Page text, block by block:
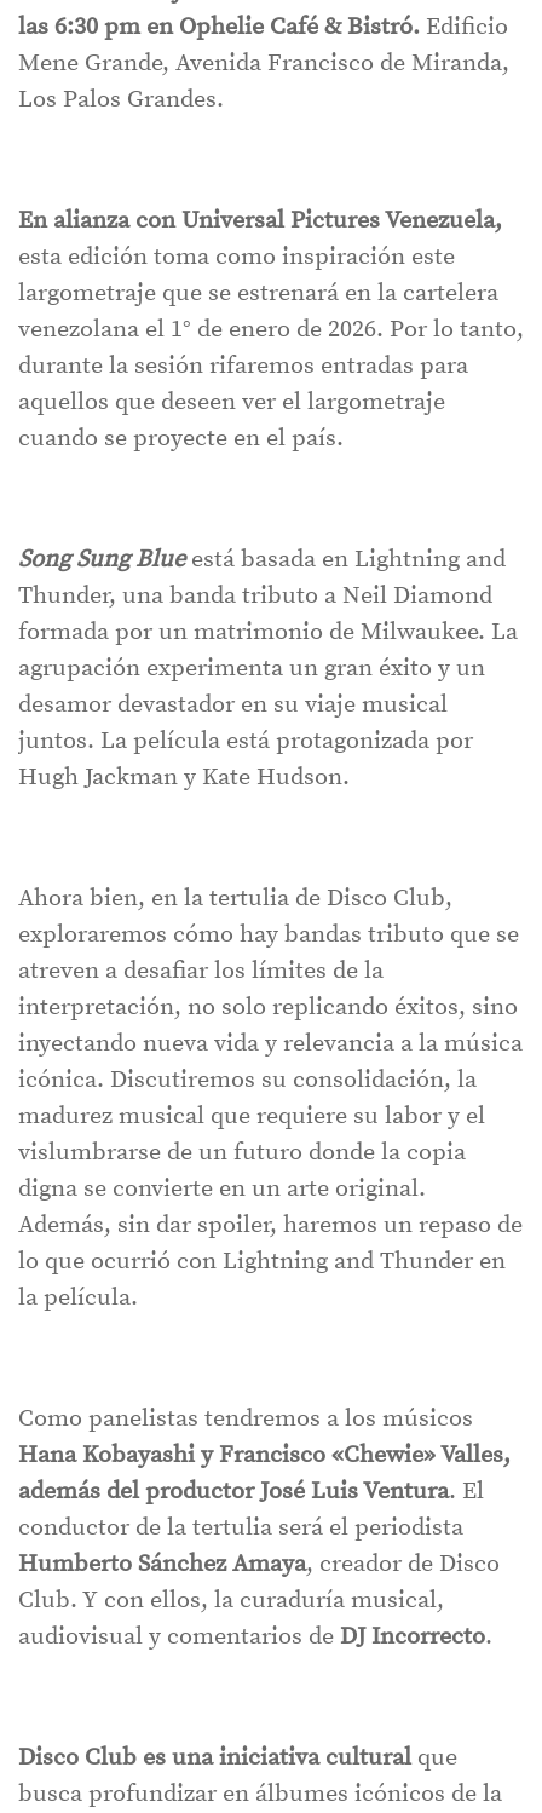
las 6:30 pm en Ophelie Café & Bistró. Edificio
Mene Grande, Avenida Francisco de Miranda,
Los Palos Grandes.
En alianza con Universal Pictures Venezuela,
esta edición toma como inspiración este
largometraje que se estrenará en la cartelera
venezolana el 1° de enero de 2026. Por lo tanto,
durante la sesión rifaremos entradas para
aquellos que deseen ver el largometraje
cuando se proyecte en el país.
Song Sung Blueestá basada en Lightning and
Thunder, una banda tributo a Neil Diamond
formada por un matrimonio de Milwaukee. La
agrupación experimenta un gran éxito y un
desamor devastador en su viaje musical
juntos. La película está protagonizada por
Hugh Jackman y Kate Hudson.
Ahora bien, en la tertulia de Disco Club,
exploraremos cómo hay bandas tributo que se
atreven a desafiar los límites de la
interpretación, no solo replicando éxitos, sino
inyectando nueva vida y relevancia a la música
icónica. Discutiremos su consolidación, la
madurez musical que requiere su labor y el
vislumbrarse de un futuro donde la copia
digna se convierte en un arte original.
Además, sin dar spoiler, haremos un repaso de
lo que ocurrió con Lightning and Thunder en
la película.
Como panelistas tendremos a los músicos
Hana Kobayashi y Francisco «Chewie» Valles,
además del productor José Luis Ventura. El
conductor de la tertulia será el periodista
Humberto Sánchez Amaya, creador de Disco
Club. Y con ellos, la curaduría musical,
audiovisual y comentarios de DJ Incorrecto.
Disco Club es una iniciativa cultural que
busca profundizar en álbumes icónicos de la